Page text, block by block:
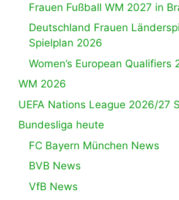
Frauen Fußball WM 2027 in
Deutschland Frauen
Spielplan 2026
Women’s European Qualifiers
WM 2026
UEFA Nations League 2026/27
Bundesliga heute
FC Bayern München News
BVB News
VfB News